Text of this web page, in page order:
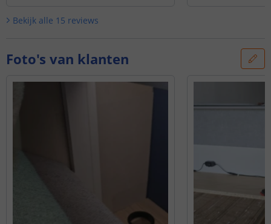
Bekijk alle 15 reviews
Foto's van klanten